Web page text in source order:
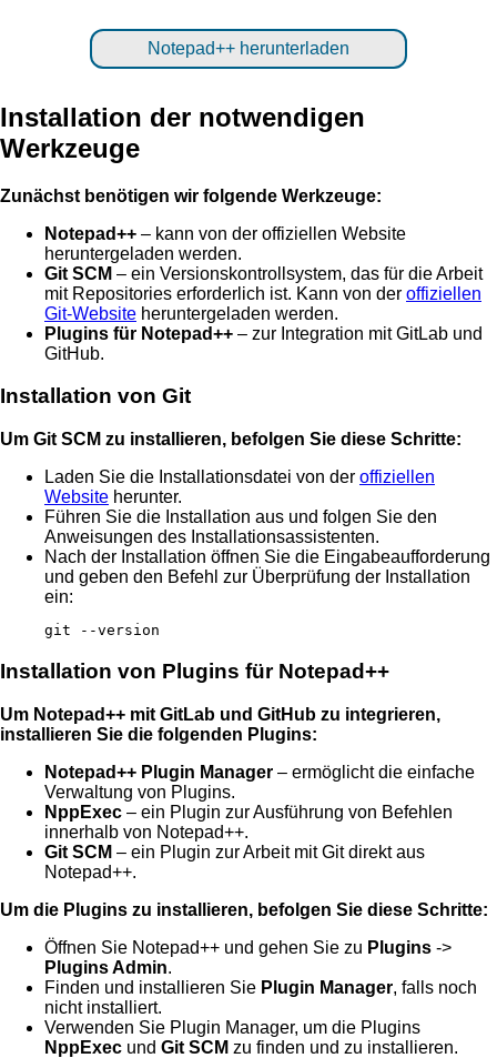
Notepad++ herunterladen
Installation der notwendigen
Werkzeuge
Zunächst benötigen wir folgende Werkzeuge:
Notepad++ – kann von der offiziellen Website
heruntergeladen werden.
Git SCM – ein Versionskontrollsystem, das für die Arbeit
mit Repositories erforderlich ist. Kann von der offiziellen
Git-Website heruntergeladen werden.
Plugins für Notepad++ – zur Integration mit GitLab und
GitHub.
Installation von Git
Um Git SCM zu installieren, befolgen Sie diese Schritte:
Laden Sie die Installationsdatei von der offiziellen
Website herunter.
Führen Sie die Installation aus und folgen Sie den
Anweisungen des Installationsassistenten.
Nach der Installation öffnen Sie die Eingabeaufforderung
und geben den Befehl zur Überprüfung der Installation
ein:
git --version
Installation von Plugins für Notepad++
Um Notepad++ mit GitLab und GitHub zu integrieren,
installieren Sie die folgenden Plugins:
Notepad++ Plugin Manager – ermöglicht die einfache
Verwaltung von Plugins.
NppExec – ein Plugin zur Ausführung von Befehlen
innerhalb von Notepad++.
Git SCM – ein Plugin zur Arbeit mit Git direkt aus
Notepad++.
Um die Plugins zu installieren, befolgen Sie diese Schritte:
Öffnen Sie Notepad++ und gehen Sie zu Plugins ->
Plugins Admin.
Finden und installieren Sie Plugin Manager, falls noch
nicht installiert.
Verwenden Sie Plugin Manager, um die Plugins
NppExec und Git SCM zu finden und zu installieren.